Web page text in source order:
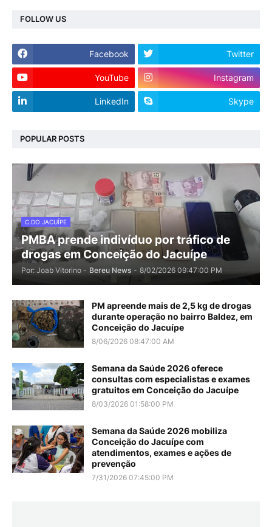
FOLLOW US
Facebook Twitter
YouTube Instagram
LinkedIn Skype
POPULAR POSTS
C.DO JACUÍPE
PMBA prende indivíduo por tráfico de
drogas em Conceição do Jacuípe
Por: Joab Vitorino - Bereu News - 8/02/2026 09:47:00 PM
PM apreende mais de 2,5 kg de drogas
durante operação no bairro Baldez, em
Conceição do Jacuípe
8/06/2026 08:47:00 AM
Semana da Saúde 2026 oferece
consultas com especialistas e exames
gratuitos em Conceição do Jacuípe
8/03/2026 01:58:00 PM
Semana da Saúde 2026 mobiliza
Conceição do Jacuípe com
atendimentos, exames e ações de
prevenção
7/31/2026 07:45:00 PM